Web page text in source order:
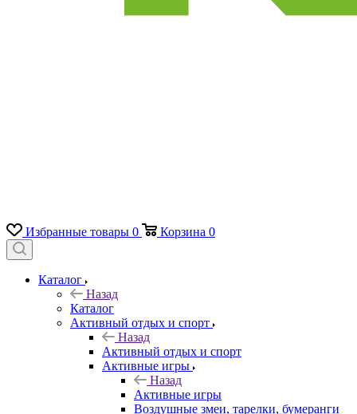
Избранные товары 0 Корзина 0
Каталог
Назад
Каталог
Активный отдых и спорт
Назад
Активный отдых и спорт
Активные игры
Назад
Активные игры
Воздушные змеи, тарелки, бумеранги